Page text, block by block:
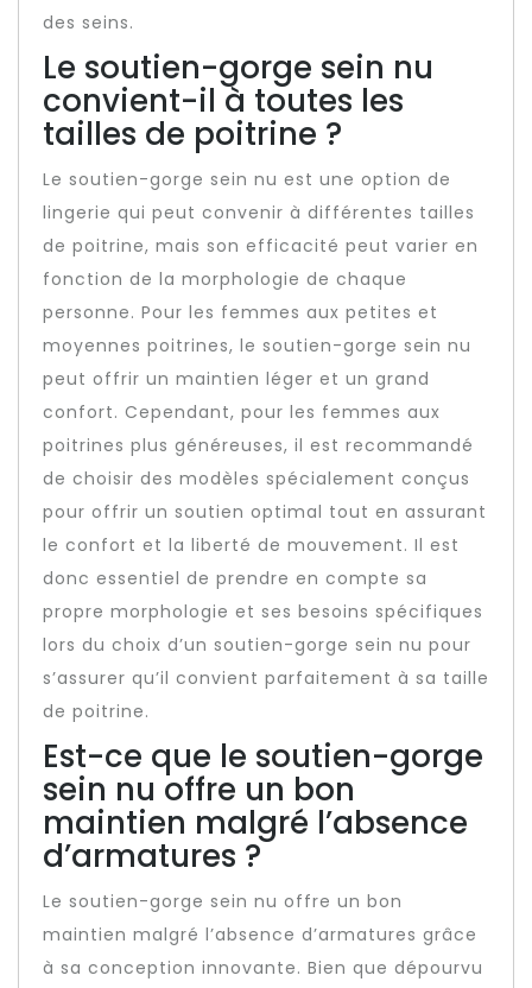
des seins.
Le soutien-gorge sein nu
convient-il à toutes les
tailles de poitrine ?
Le soutien-gorge sein nu est une option de
lingerie qui peut convenir à différentes tailles
de poitrine, mais son efficacité peut varier en
fonction de la morphologie de chaque
personne. Pour les femmes aux petites et
moyennes poitrines, le soutien-gorge sein nu
peut offrir un maintien léger et un grand
confort. Cependant, pour les femmes aux
poitrines plus généreuses, il est recommandé
de choisir des modèles spécialement conçus
pour offrir un soutien optimal tout en assurant
le confort et la liberté de mouvement. Il est
donc essentiel de prendre en compte sa
propre morphologie et ses besoins spécifiques
lors du choix d’un soutien-gorge sein nu pour
s’assurer qu’il convient parfaitement à sa taille
de poitrine.
Est-ce que le soutien-gorge
sein nu offre un bon
maintien malgré l’absence
d’armatures ?
Le soutien-gorge sein nu offre un bon
maintien malgré l’absence d’armatures grâce
à sa conception innovante. Bien que dépourvu